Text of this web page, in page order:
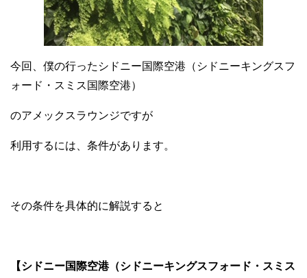
今回、僕の行ったシドニー国際空港（シドニーキングスフ
ォード・スミス国際空港）
のアメックスラウンジですが
利用するには、条件があります。
その条件を具体的に解説すると
【シドニー国際空港（シドニーキングスフォード・スミス